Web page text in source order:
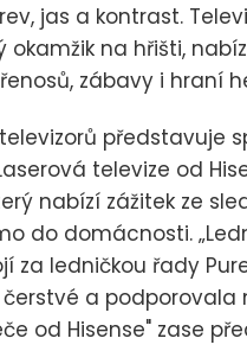
jas a kontrast.
okamžik na hřišti,
zábavy i hraní
představuje
televize od
nabízí zážitek ze
do domácnosti.
za ledničkou řady
a podporovala
od Hisense" zase